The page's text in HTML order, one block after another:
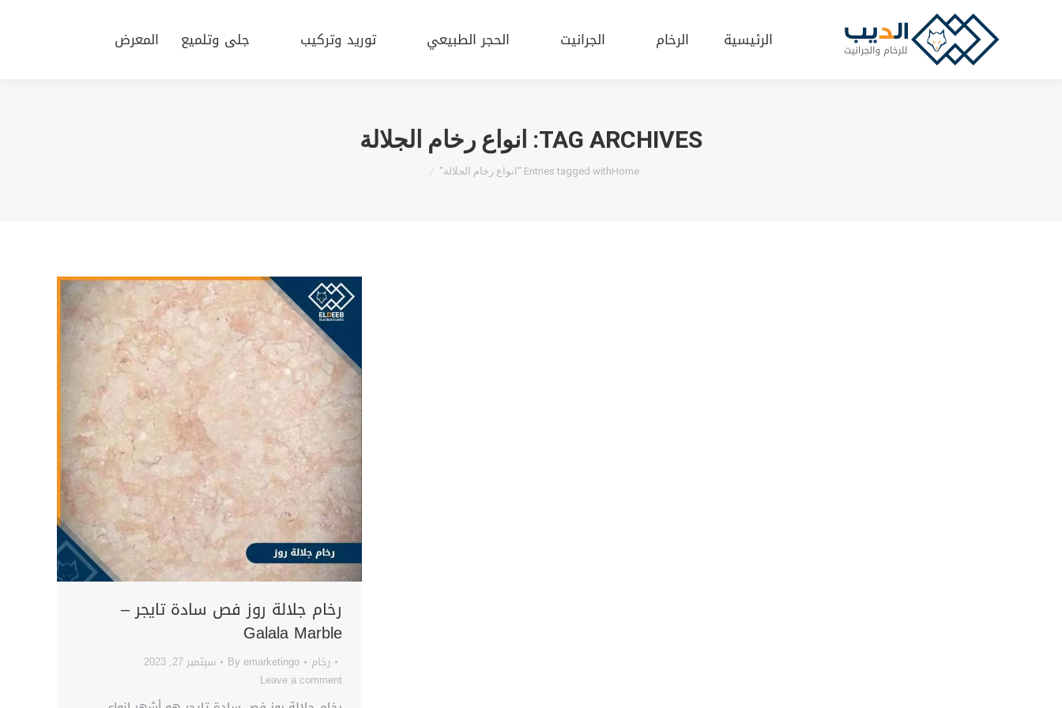
الرئيسية الرخام الجرانيت الحجر الطبيعي توريد وتركيب جلى وتلميع المعرض
TAG ARCHIVES: انواع رخام الجلالة
You are here:
HomeEntries tagged with "انواع رخام الجلالة"
رخام جلالة روز فص سادة تايجر –
Galala Marble
رخام By emarketingo
سبتمبر 27, 2023
Leave a comment
الرئيسية الرخام الجرانيت الحجر الطبيعي توريد وتركيب جلى وتلميع المعرض